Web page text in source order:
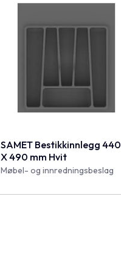
SAMET Bestikkinnlegg 440
X 490 mm Hvit
Møbel- og innredningsbeslag